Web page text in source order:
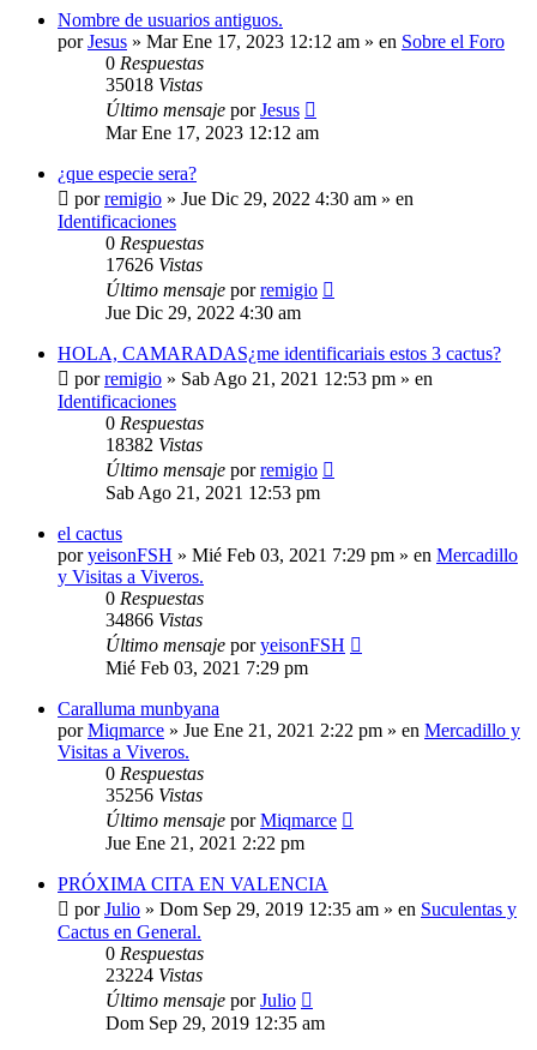
Nombre de usuarios antiguos.
porJesus » Mar Ene 17, 2023 12:12 am » en Sobre el Foro
0 Respuestas
35018 Vistas
Último mensaje porJesus
Mar Ene 17, 2023 12:12 am
¿que especie sera?
porremigio » Jue Dic 29, 2022 4:30 am » en
Identificaciones
0 Respuestas
17626 Vistas
Último mensaje porremigio
Jue Dic 29, 2022 4:30 am
HOLA, CAMARADAS¿me identificariais estos 3 cactus?
porremigio » Sab Ago 21, 2021 12:53 pm » en
Identificaciones
0 Respuestas
18382 Vistas
Último mensaje porremigio
Sab Ago 21, 2021 12:53 pm
el cactus
poryeisonFSH » Mié Feb 03, 2021 7:29 pm » en Mercadillo
y Visitas a Viveros.
0 Respuestas
34866 Vistas
Último mensaje poryeisonFSH
Mié Feb 03, 2021 7:29 pm
Caralluma munbyana
porMiqmarce » Jue Ene 21, 2021 2:22 pm » en Mercadillo y
Visitas a Viveros.
0 Respuestas
35256 Vistas
Último mensaje porMiqmarce
Jue Ene 21, 2021 2:22 pm
PRÓXIMA CITA EN VALENCIA
porJulio » Dom Sep 29, 2019 12:35 am » en Suculentas y
Cactus en General.
0 Respuestas
23224 Vistas
Último mensaje porJulio
Dom Sep 29, 2019 12:35 am